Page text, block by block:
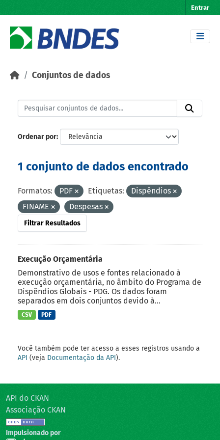
Entrar
Conjuntos de dados
Ordenar por
1 conjunto de dados encontrado
Formatos: PDF Etiquetas:
Dispêndios
FINAME
Despesas
Filtrar Resultados
Execução Orçamentária
Demonstrativo de usos e fontes relacionado à
execução orçamentária, no âmbito do Programa de
Dispêndios Globais - PDG. Os dados foram
separados em dois conjuntos devido à...
CSV PDF
Você também pode ter acesso a esses registros usando a
API (veja Documentação da API).
API do CKAN
Associação CKAN
Impulsionado por